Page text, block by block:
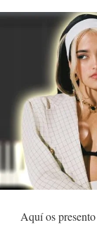
Aquí os